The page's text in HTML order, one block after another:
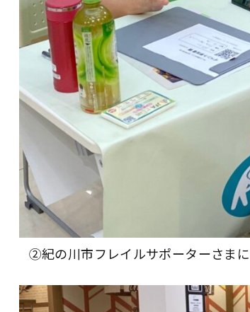
②紀の川市フレイルサポーターさま